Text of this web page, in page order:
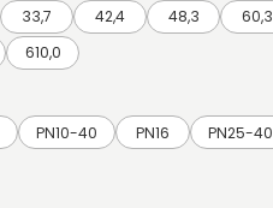
33,7 42,4 48,3 60,3
610,0
PN10-40 PN16 PN25-40